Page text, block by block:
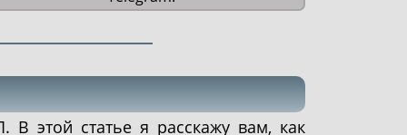
В этой статье я расскажу вам, как